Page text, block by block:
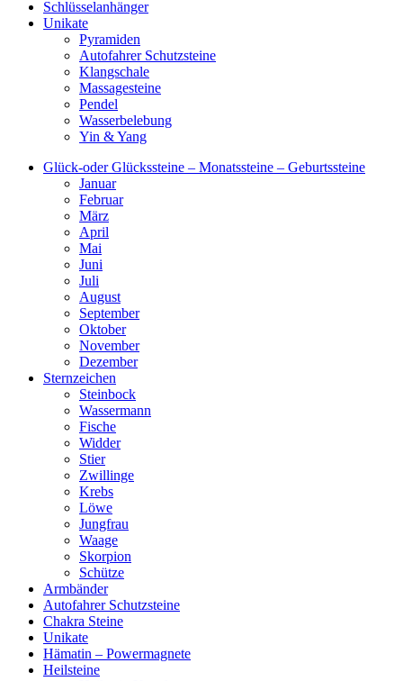
Schlüsselanhänger
Unikate
Pyramiden
Autofahrer Schutzsteine
Klangschale
Massagesteine
Pendel
Wasserbelebung
Yin & Yang
Glück-oder Glückssteine – Monatssteine – Geburtssteine
Januar
Februar
März
April
Mai
Juni
Juli
August
September
Oktober
November
Dezember
Sternzeichen
Steinbock
Wassermann
Fische
Widder
Stier
Zwillinge
Krebs
Löwe
Jungfrau
Waage
Skorpion
Schütze
Armbänder
Autofahrer Schutzsteine
Chakra Steine
Unikate
Hämatin – Powermagnete
Heilsteine